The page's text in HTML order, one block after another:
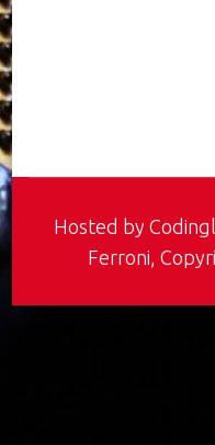
Hosted by
Ferroni,